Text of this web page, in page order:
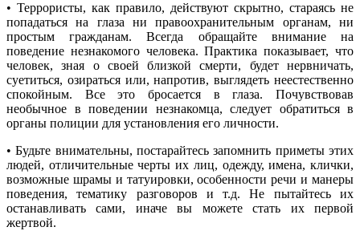
• Террористы, как правило, действуют скрытно, стараясь не
попадаться на глаза ни правоохранительным органам, ни
простым гражданам. Всегда обращайте внимание на
поведение незнакомого человека. Практика показывает, что
человек, зная о своей близкой смерти, будет нервничать,
суетиться, озираться или, напротив, выглядеть неестественно
спокойным. Все это бросается в глаза. Почувствовав
необычное в поведении незнакомца, следует обратиться в
органы полиции для установления его личности.
• Будьте внимательны, постарайтесь запомнить приметы этих
людей, отличительные черты их лиц, одежду, имена, клички,
возможные шрамы и татуировки, особенности речи и манеры
поведения, тематику разговоров и т.д. Не пытайтесь их
останавливать сами, иначе вы можете стать их первой
жертвой.